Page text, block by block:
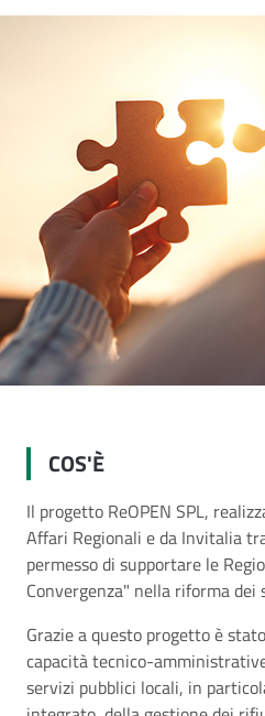
COS'È
Il progetto ReOPEN SPL,
Affari Regionali e da Invitalia
permesso di supportare le
Convergenza" nella riforma dei
Grazie a questo progetto è
capacità tecnico-
servizi pubblici locali, in